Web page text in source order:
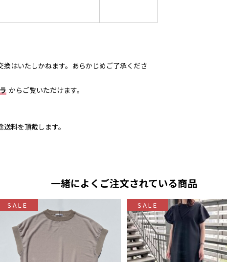
はいたしかねます。あらかじめご了承くださ
からご覧いただけます。
料を頂戴します。
一緒によくご注文されている商品
SALE SALE